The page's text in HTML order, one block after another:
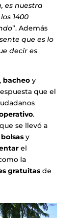
es nuestra
1400
”. Además
que es lo
decir es
bacheoy
que el
.
se llevó a
bolsasy
el
la
gratuitasde